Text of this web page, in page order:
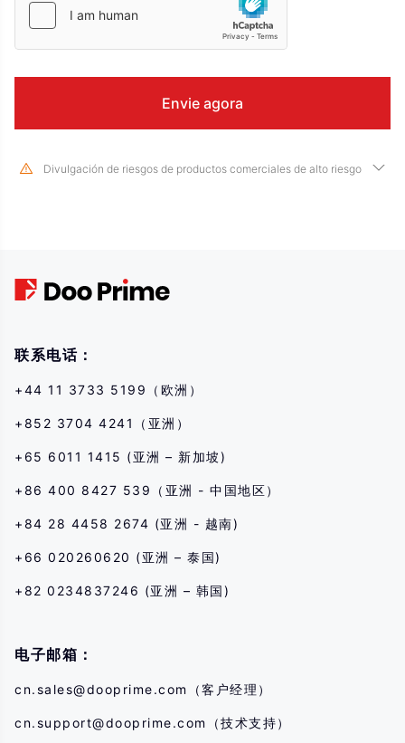
Divulgación de riesgos de productos comerciales de alto riesgo
desempenho futuro, por favor, certifique-se de que você entende
profissional independente.
联系电话：
+44 11 3733 5199（欧洲）
+852 3704 4241（亚洲）
+65 6011 1415 (亚洲 – 新加坡)
+86 400 8427 539（亚洲 - 中国地区）
+84 28 4458 2674 (亚洲 - 越南)
+66 020260620 (亚洲 – 泰国)
+82 0234837246 (亚洲 – 韩国)
电子邮箱：
cn.sales@dooprime.com （客户经理）
cn.support@dooprime.com （技术支持）